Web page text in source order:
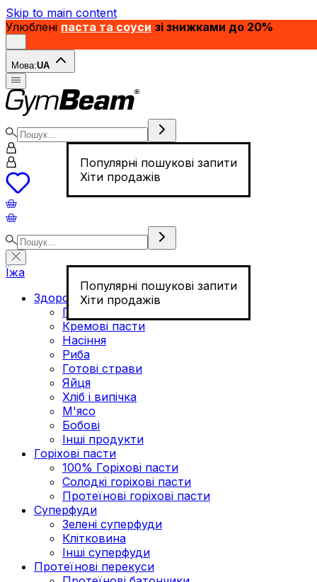
Skip to main content
Улюблені паста та соуси зі знижками до 20%
Мова:UA
Популярні пошукові запити
Хіти продажів
Популярні пошукові запити
Хіти продажів
Їжа
Здорове харчування
Горіхи
Кремові пасти
Насіння
Риба
Готові страви
Яйця
Хліб і випічка
М'ясо
Бобові
Інші продукти
Горіхові пасти
100% Горіхові пасти
Солодкі горіхові пасти
Протеїнові горіхові пасти
Суперфуди
Зелені суперфуди
Клітковина
Інші суперфуди
Протеїнові перекуси